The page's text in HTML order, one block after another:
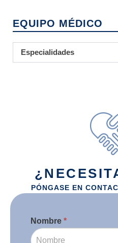
EQUIPO MÉDICO
Especialidades
PÓNGASE EN
Contacto
Nombre *
Si
eres